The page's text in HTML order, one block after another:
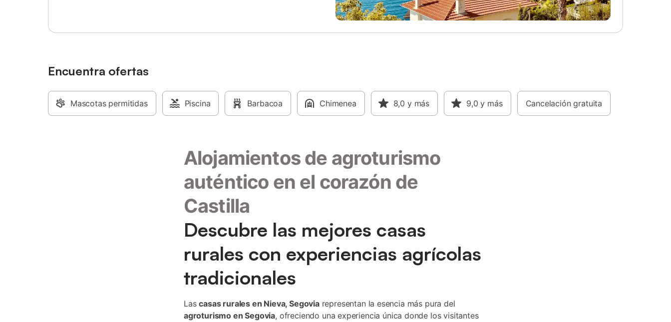
celebraciones familiares o simplemente
relajaros en la terraza, refrescaros en la
piscina exterior privada y disfrutar de una
barbacoa al aire libre. Podéis explorar el
paisaje castellano con los cuadriciclos
cambio de ropa de cama y toallas está
incluido. Se admiten mascotas bajo
petición. El check-in y check-out son
Encuentra ofertas
Mascotas permitidas Piscina Barbacoa Chimenea 8,0 y más 9,0 y más Cancelación gratuita
Alojamientos de agroturismo
auténtico en el corazón de
Castilla
Descubre las mejores casas
rurales con experiencias agrícolas
tradicionales
Lascasas rurales en Nieva, Segoviarepresentan la esencia más pura del
agroturismo en Segovia, ofreciendo una experiencia única donde los visitantes